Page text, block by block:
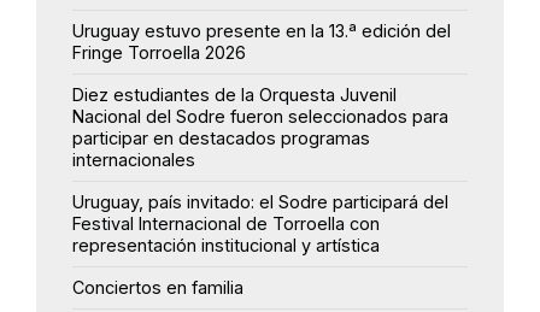
Uruguay estuvo presente en la 13.ª edición del
Fringe Torroella 2026
Diez estudiantes de la Orquesta Juvenil
Nacional del Sodre fueron seleccionados para
participar en destacados programas
internacionales
Uruguay, país invitado: el Sodre participará del
Festival Internacional de Torroella con
representación institucional y artística
Conciertos en familia